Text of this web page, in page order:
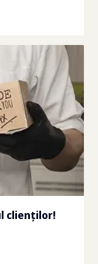
clienților!